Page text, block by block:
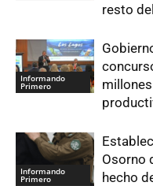
resto
Informando
Primero
Informando
Primero
Osorno
hecho